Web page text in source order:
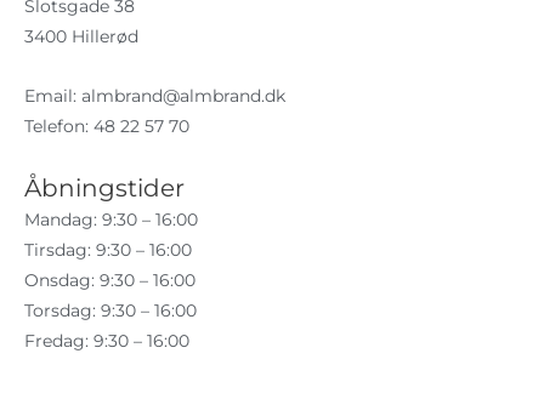
Slotsgade 38
3400 Hillerød
Email: almbrand@almbrand.dk
Telefon: 48 22 57 70
Åbningstider
Mandag: 9:30 – 16:00
Tirsdag: 9:30 – 16:00
Onsdag: 9:30 – 16:00
Torsdag: 9:30 – 16:00
Fredag: 9:30 – 16:00